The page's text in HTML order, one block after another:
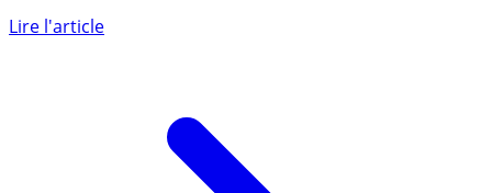
feuilleton du rachat de HSBC France toucherait à son